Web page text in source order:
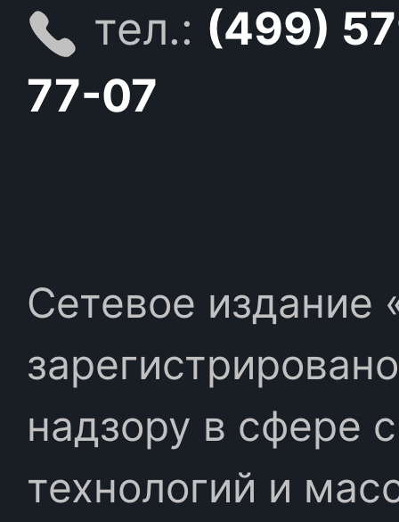
тел.: (499)
77-07
Сетевое издание
надзору в сфере
технологий и